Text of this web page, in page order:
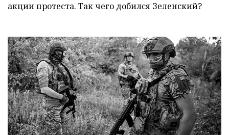
акции протеста. Так чего добился Зеленский?